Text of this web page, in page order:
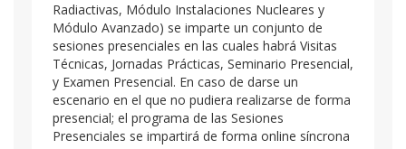
Radiactivas, Módulo Instalaciones Nucleares y
Módulo Avanzado) se imparte un conjunto de
sesiones presenciales en las cuales habrá Visitas
Técnicas, Jornadas Prácticas, Seminario Presencial,
y Examen Presencial. En caso de darse un
escenario en el que no pudiera realizarse de forma
presencial; el programa de las Sesiones
Presenciales se impartirá de forma online síncrona